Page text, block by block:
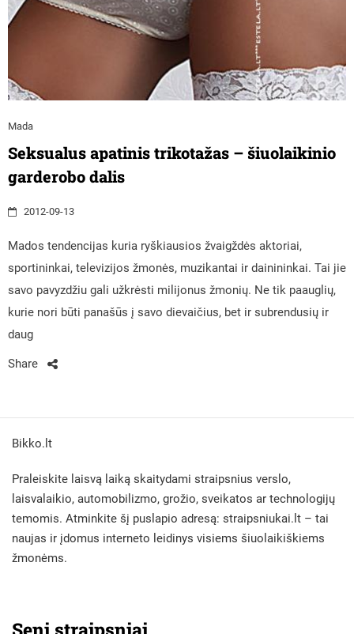
Mada
Seksualus apatinis trikotažas – šiuolaikinio
garderobo dalis
2012-09-13
Mados tendencijas kuria ryškiausios žvaigždės aktoriai,
sportininkai, televizijos žmonės, muzikantai ir dainininkai. Tai jie
savo pavyzdžiu gali užkrėsti milijonus žmonių. Ne tik paauglių,
kurie nori būti panašūs į savo dievaičius, bet ir subrendusių ir
daug
Share
Bikko.lt
Praleiskite laisvą laiką skaitydami straipsnius verslo,
laisvalaikio, automobilizmo, grožio, sveikatos ar technologijų
temomis. Atminkite šį puslapio adresą: straipsniukai.lt – tai
naujas ir įdomus interneto leidinys visiems šiuolaikiškiems
žmonėms.
Seni straipsniai